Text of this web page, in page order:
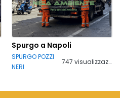
Spurgo a Napoli
SPURGO POZZI
NERI
747 visualizzazioni